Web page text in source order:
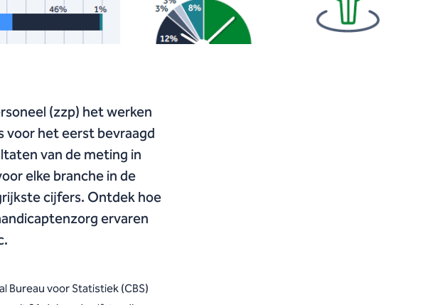
(zzp) het werken
voor het eerst bevraagd
van de meting in
elke branche in de
cijfers. Ontdek hoe
ervaren
Bureau voor Statistiek (CBS)